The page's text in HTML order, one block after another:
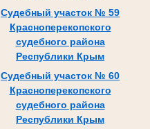
Судебный участок № 59
Красноперекопского
судебного района
Республики Крым
Судебный участок № 60
Красноперекопского
судебного района
Республики Крым